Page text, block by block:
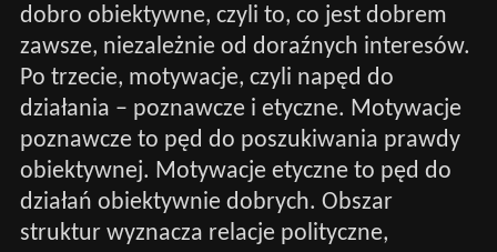
dobro obiektywne, czyli to, co jest dobrem
zawsze, niezależnie od doraźnych interesów.
Po trzecie, motywacje, czyli napęd do
działania – poznawcze i etyczne. Motywacje
poznawcze to pęd do poszukiwania prawdy
obiektywnej. Motywacje etyczne to pęd do
działań obiektywnie dobrych. Obszar
struktur wyznacza relacje polityczne,